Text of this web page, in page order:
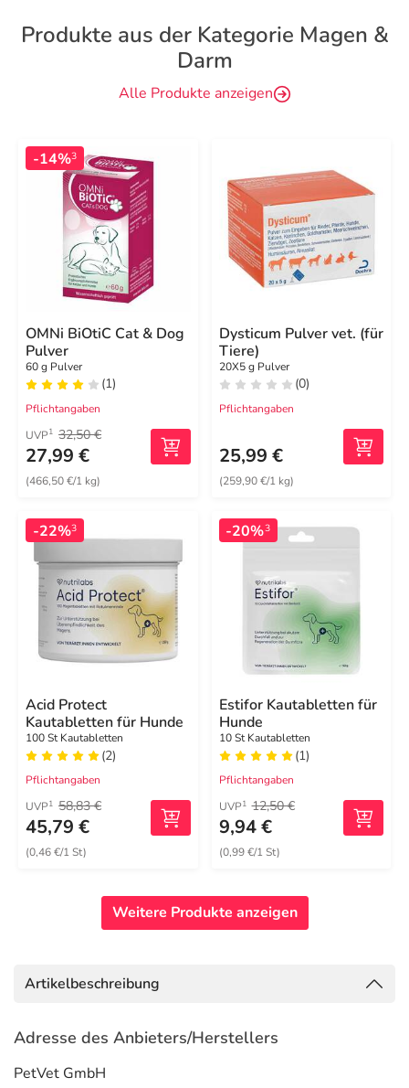
Produkte aus der Kategorie Magen &
Darm
Alle Produkte anzeigen
-14%3
OMNi BiOtiC Cat & Dog
Pulver
60 g Pulver
(1)
Pflichtangaben
UVP1 32,50 €
27,99 €
(466,50 €/1 kg)
Dysticum Pulver vet. (für
Tiere)
20X5 g Pulver
(0)
Pflichtangaben
25,99 €
(259,90 €/1 kg)
-22%3
Acid Protect
Kautabletten für Hunde
100 St Kautabletten
(2)
Pflichtangaben
UVP1 58,83 €
45,79 €
(0,46 €/1 St)
-20%3
Estifor Kautabletten für
Hunde
10 St Kautabletten
(1)
Pflichtangaben
UVP1 12,50 €
9,94 €
(0,99 €/1 St)
Weitere Produkte anzeigen
Artikelbeschreibung
Adresse des Anbieters/Herstellers
PetVet GmbH